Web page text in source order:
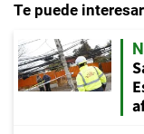
Te puede interesar